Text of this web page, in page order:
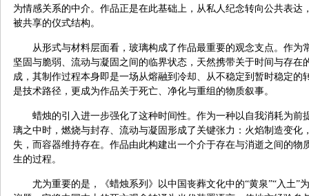
为情感关系的中介。作品正是在此基础上，从私人纪念转向公共表达
被共享的仪式结构。
从形式与材料层面看，玻璃构成了作品最重要的观念支点。作为
坚固与脆弱、流动与凝固之间的临界状态，天然携带关于时间与存在
成，其制作过程本身即是一场从熔融到冷却、从不稳定到暂时稳定的
是技术路径，更成为作品关于死亡、净化与重组的物质叙事。
蜡烛的引入进一步强化了这种时间性。作为一种以自我消耗为前
璃之中时，燃烧与封存、流动与凝固形成了关键张力：火焰制造变化
失，而容器维持存在。作品由此构建出一个介于存在与消逝之间的物
生的过程。
尤为重要的是，《蜡烛系列》以中国丧葬文化中的“黄泉”“入土”